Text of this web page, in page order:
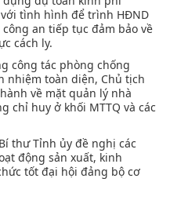
tình hình để trình HĐND
an tiếp tục đảm bảo về
cách ly.
công tác phòng chống
nhiệm toàn diện, Chủ tịch
về mặt quản lý nhà
chỉ huy ở khối MTTQ và các
thư Tỉnh ủy đề nghị các
động sản xuất, kinh
tốt đại hội đảng bộ cơ